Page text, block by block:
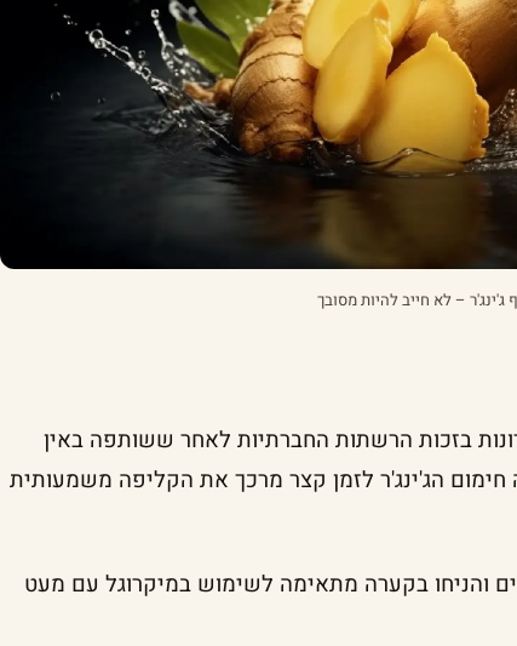
ג'ינג'ר – לא חייב להיות מסובך
בזכות הרשתות החברתיות לאחר ששותפה באין
חימום הג'ינג'ר לזמן קצר מרכך את הקליפה משמעותית
והניחו בקערה מתאימה לשימוש במיקרוגל עם מעט